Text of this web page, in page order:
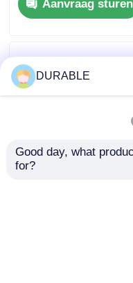
g 120 240 V
Energiebron voor
Aanvraag sturen
DURABLE
Good day, what
for?